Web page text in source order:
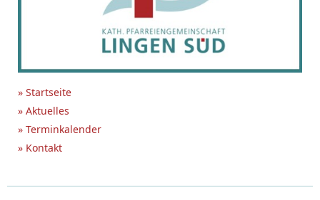
» Startseite
» Aktuelles
» Terminkalender
» Kontakt